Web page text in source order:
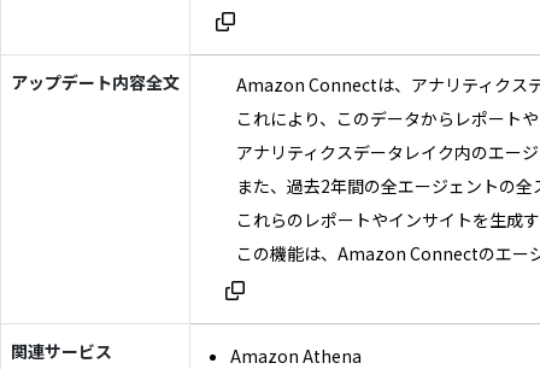
アップデート内容全文
Amazon Connectは、アナリティクス
これにより、このデータからレポート
アナリティクスデータレイク内のエー
また、過去2年間の全エージェントの
これらのレポートやインサイトを生
この機能は、Amazon Connectのエー
関連サービス
Amazon Athena